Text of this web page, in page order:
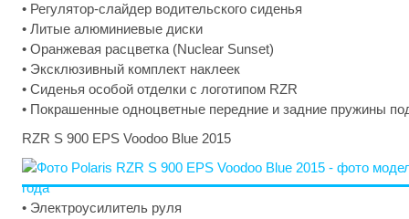
• Регулятор-слайдер водительского сиденья
• Литые алюминиевые диски
• Оранжевая расцветка (Nuclear Sunset)
• Эксклюзивный комплект наклеек
• Сиденья особой отделки с логотипом RZR
• Покрашенные одноцветные передние и задние пружины
RZR S 900 EPS Voodoo Blue 2015
• Электроусилитель руля